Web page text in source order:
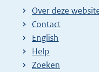
Over deze
Contact
English
Help
Zoeken